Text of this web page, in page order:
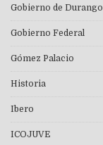
Gobierno de Durango
Gobierno Federal
Gómez Palacio
Historia
Ibero
ICOJUVE